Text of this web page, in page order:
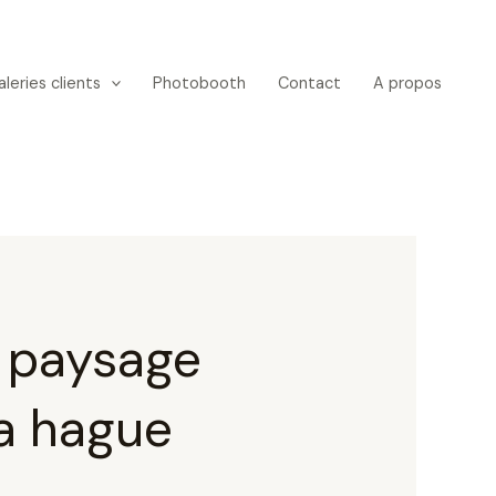
clients Photobooth Contact A propos
hague